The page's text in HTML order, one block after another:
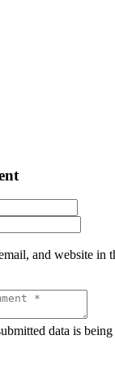
and website in
data is